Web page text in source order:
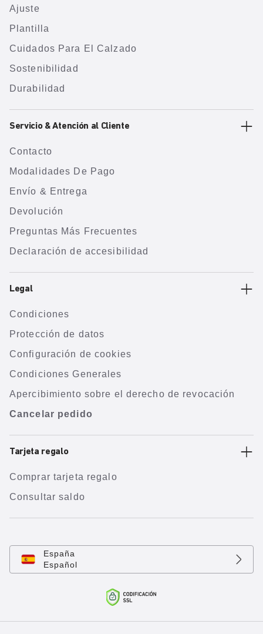
Ajuste
Plantilla
Cuidados Para El Calzado
Sostenibilidad
Durabilidad
Servicio & Atención al Cliente
Contacto
Modalidades De Pago
Envío & Entrega
Devolución
Preguntas Más Frecuentes
Declaración de accesibilidad
Legal
Condiciones
Protección de datos
Configuración de cookies
Condiciones Generales
Apercibimiento sobre el derecho de revocación
Cancelar pedido
Tarjeta regalo
Comprar tarjeta regalo
Consultar saldo
España
Español